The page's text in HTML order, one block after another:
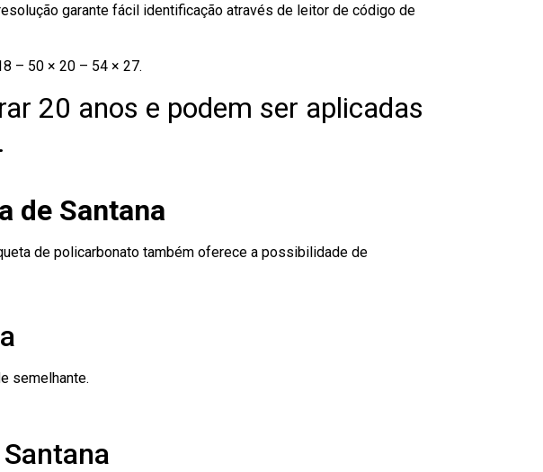
garante fácil identificação através de leitor de código de
– 50 × 20 – 54 × 27.
20 anos e podem ser aplicadas
de Santana
de policarbonato também oferece a possibilidade de
semelhante.